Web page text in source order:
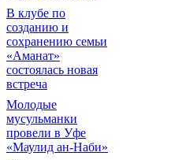
В клубе по
созданию и
сохранению семьи
«Аманат»
состоялась новая
встреча
Молодые
мусульманки
провели в Уфе
«Маулид ан-Наби»